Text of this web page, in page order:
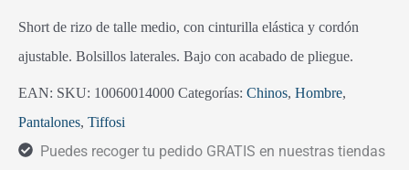
Short de rizo de talle medio, con cinturilla elástica y cordón
ajustable. Bolsillos laterales. Bajo con acabado de pliegue.
EAN: SKU: 10060014000 Categorías: Chinos, Hombre,
Pantalones, Tiffosi
Puedes recoger tu pedido GRATIS en nuestras tiendas